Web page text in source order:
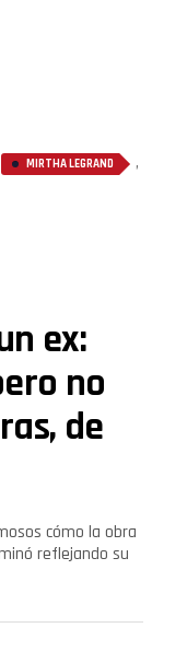
MIRTHA LEGRAND ,
ex:
no
de
cómo la obra
reflejando su